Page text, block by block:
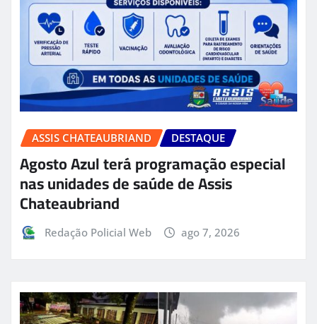
ASSIS CHATEAUBRIAND DESTAQUE
Agosto Azul terá programação especial
nas unidades de saúde de Assis
Chateaubriand
Redação Policial Web ago 7, 2026